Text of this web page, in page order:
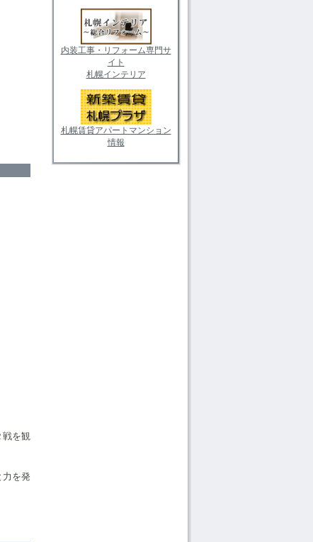
戦を観
を発
内装工事・リフォーム専門サ
イト
札幌インテリア
札幌賃貸アパートマンション
情報